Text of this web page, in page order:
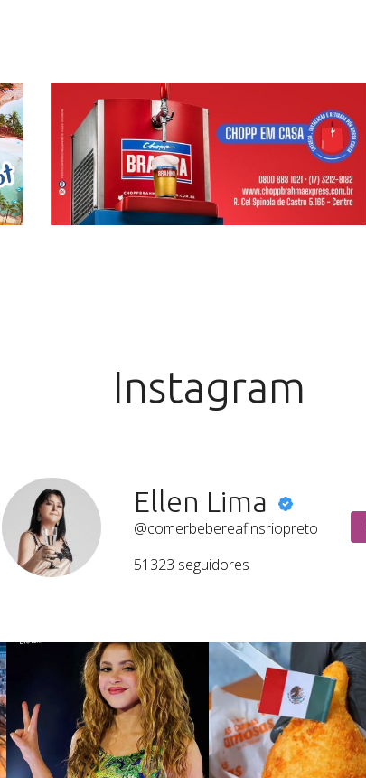
Instagram
Ellen Lima
@comerbebereafinsriopreto
51323 seguidores